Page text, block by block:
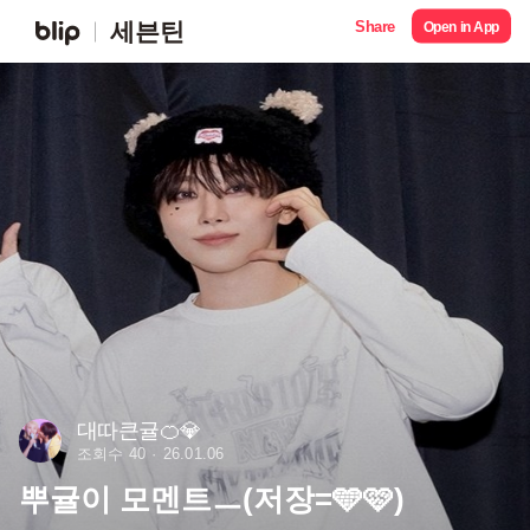
세븐틴 Share Open in App
대따큰귤🍊💎
조회수 40 26.01.06
뿌귤이 모멘트ㅡ(저장=🩵🩷)